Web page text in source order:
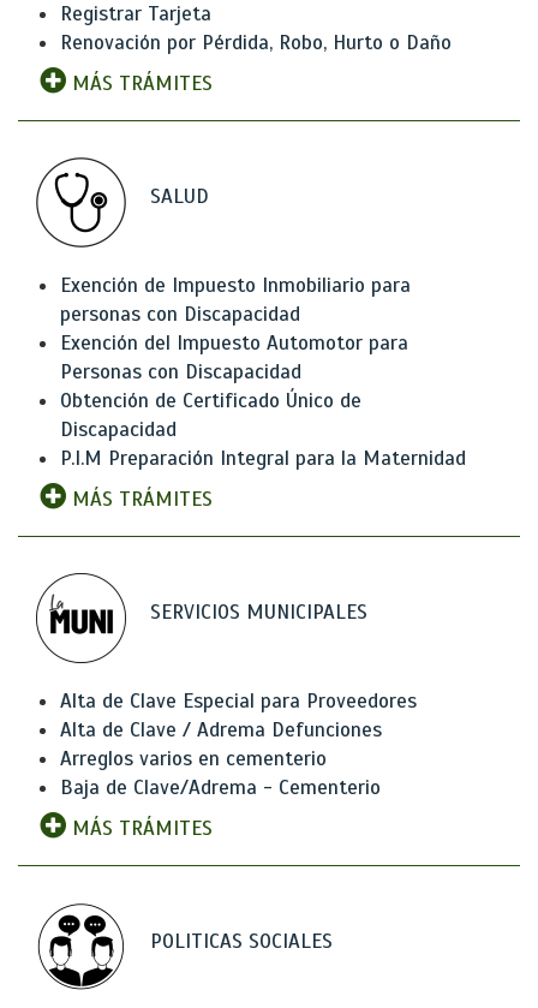
Registrar Tarjeta
Renovación por Pérdida, Robo, Hurto o Daño
MÁS TRÁMITES
SALUD
Exención de Impuesto Inmobiliario para
personas con Discapacidad
Exención del Impuesto Automotor para
Personas con Discapacidad
Obtención de Certificado Único de
Discapacidad
P.I.M Preparación Integral para la Maternidad
MÁS TRÁMITES
SERVICIOS MUNICIPALES
Alta de Clave Especial para Proveedores
Alta de Clave / Adrema Defunciones
Arreglos varios en cementerio
Baja de Clave/Adrema - Cementerio
MÁS TRÁMITES
POLITICAS SOCIALES